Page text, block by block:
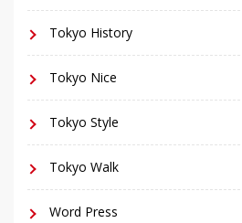
Tokyo History
Tokyo Nice
Tokyo Style
Tokyo Walk
Word Press